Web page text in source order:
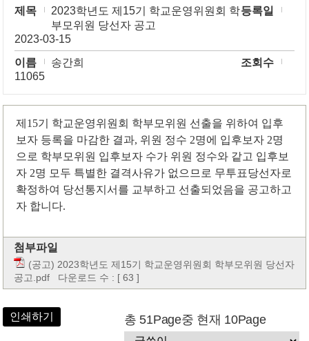
제목
2023학년도 제15기 학교운영위원회 학
부모위원 당선자 공고
등록일
2023-03-15
이름
송간희
조회수
11065
제 15기 학교운영위원회 학부모위원 선출을 위하여 입후
보자 등록을 마감한 결과, 위원 정수 2명에 입후보자 2명
으로 학부모위원 입후보자 수가 위원 정수와 같고 입후보
자 2명 모두 특별한 결격사유가 없으므로 무투표당선자로
확정하여 당선통지서를 교부하고 선출되었음을 공고하고
자 합니다.
첨부파일
(공고) 2023학년도 제15기 학교운영위원회 학부모위원 당선자
공고.pdf 다운로드 수 : [ 63 ]
인쇄하기 총 51Page중 현재 10Page